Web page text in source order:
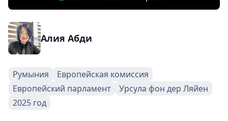
Алия Абди
Румыния
Европейская комиссия
Европейский парламент
Урсула фон дер Ляйен
2025 год